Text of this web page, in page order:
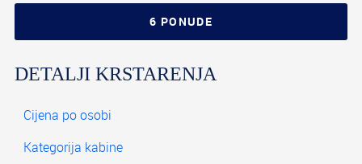
DETALJI KRSTARENJA